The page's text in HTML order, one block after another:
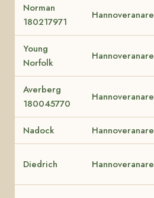
Norman
180217971
Hannoveranare
Young
Norfolk
Hannoveranare
Averberg
180045770
Hannoveranare
Nadock Hannoveranare
Diedrich Hannoveranare